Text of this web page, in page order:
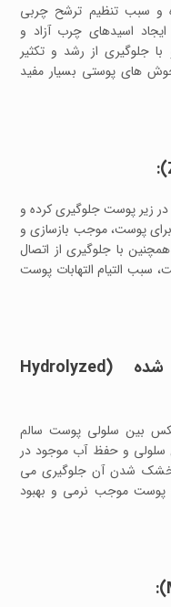
و سبب تنظیم ترشح چربی
اسیدهای چرب آزاد و
جلوگیری از رشد و تکثیر
های پوستی بسیار مفید
زیر پوست جلوگیری کرده و
پوست، موجب بازسازی و
با جلوگیری از اتصال
سبب التیام التهابات پوست
اسید هیالورونیک هیدرولیز شده (Hydrolyzed
بین سلولی پوست سالم
سلولی و حفظ آب موجود در
خشک شدن آن جلوگیری می
پوست موجب نرمی و بهبود